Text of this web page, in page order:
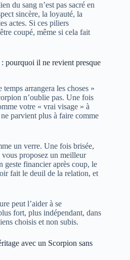
du sang n’est pas sacré en
sincère, la loyauté, la
actes. Si ces piliers
coupé, même si cela fait
pourquoi il ne revient presque
arrangera les choses »
n’oublie pas. Une fois
votre « vrai visage » à
parvient plus à faire comme
un verre. Une fois brisée,
proposez un meilleur
geste financier après coup, le
fait le deuil de la relation, et
peut l’aider à se
fort, plus indépendant, dans
choisis et non subis.
avec un Scorpion sans